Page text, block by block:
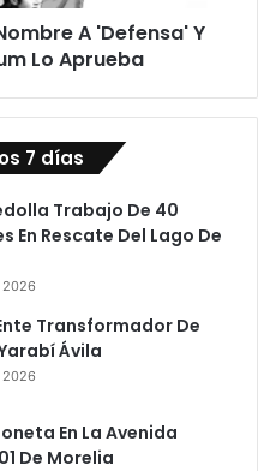
A 'Defensa' Y
Lo Aprueba
7 días
Trabajo De 40
En Rescate Del Lago De
Ente Transformador De
Ávila
En La Avenida
De Morelia